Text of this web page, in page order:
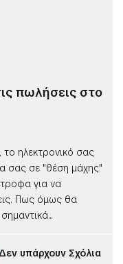
πωλήσεις στο
ηλεκτρονικό σας
σας σε "θέση μάχης"
για να
Πως όμως θα
Δεν υπάρχουν Σχόλια